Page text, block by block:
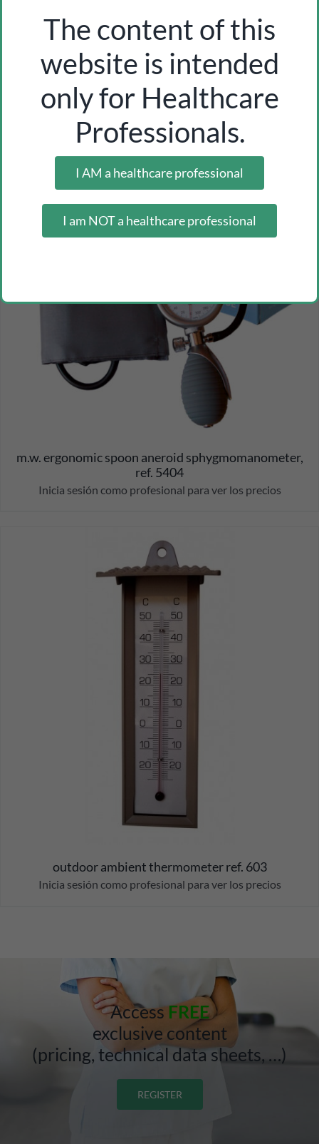
indoor/outdoor ambient thermometer ref. 606
m.w. ergonomic spoon aneroid sphygmomanometer,
ref. 5404
Inicia sesión como profesional para ver los precios
outdoor ambient thermometer ref. 603
Inicia sesión como profesional para ver los precios
AccessFREE
exclusive content
(pricing, technical data sheets, …)
REGISTER
The content of this
website is intended
only for Healthcare
Professionals.
I AM a healthcare professional
I am NOT a healthcare professional